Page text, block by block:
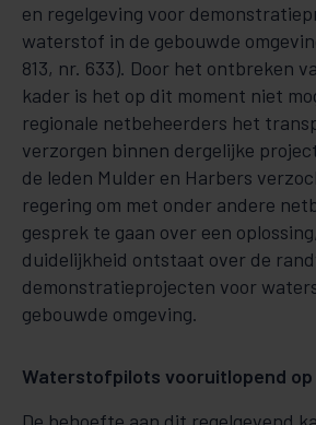
en regelgeving voor
waterstof in de gebouwde
813, nr. 633). Door het ontbreken
kader is het op dit moment niet
regionale netbeheerders het
verzorgen binnen dergelijke
de leden Mulder en Harbers
regering om met onder andere
gesprek te gaan over een
duidelijkheid ontstaat over de
demonstratieprojecten voor
gebouwde omgeving.
Waterstofpilots vooruitlopend op